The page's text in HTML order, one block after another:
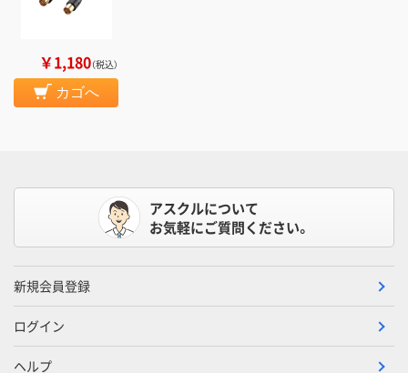
￥1,180（税込）
カゴへ
アスクルについて
お気軽にご質問ください。
新規会員登録
ログイン
ヘルプ